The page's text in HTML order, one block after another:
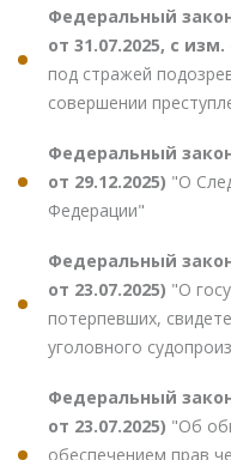
Федеральный
от 31.07.2025, с изм.
под стражей
совершении
Федеральный
от 29.12.2025) "О
Федерации"
Федеральный
от 23.07.2025) "О
потерпевших,
уголовного
Федеральный
от 23.07.2025) "Об
обеспечением прав